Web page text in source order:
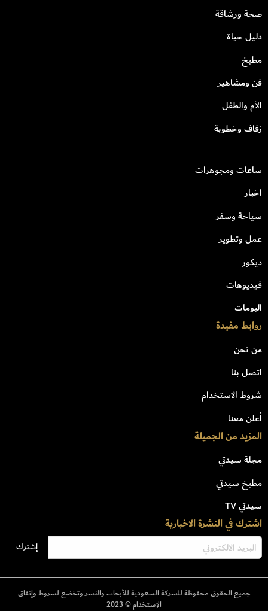
صحة ورشاقة
دليل حياة
مطبخ
فن ومشاهير
الأم والطفل
زفاف وخطوبة
ساعات ومجوهرات
اخبار
سياحة وسفر
عمل وتطوير
ديكور
فيديوهات
البومات
روابط مفيدة
من نحن
اتصل بنا
شروط الاستخدام
أعلن معنا
المزيد من الجميلة
مجلة سيدتي
مطبخ سيدتي
سيدتي TV
اشترك في النشرة الاخبارية
جميع الحقوق محفوظة للشركة السعودية للأبحاث والنشر وتخضع لشروط وإتفاق
الإستخدام © 2023